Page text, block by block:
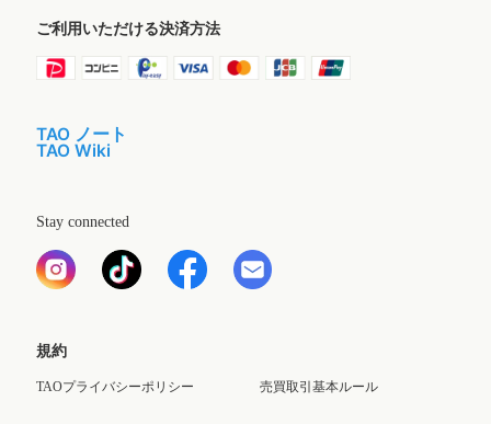
ご利用いただける決済方法
TAO ノート
TAO Wiki
Stay connected
規約
TAOプライバシーポリシー 売買取引基本ルール